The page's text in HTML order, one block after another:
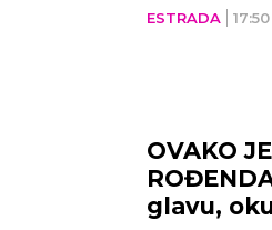
ESTRADA 17:50
OVAKO
glavu,